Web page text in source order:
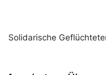
Solidarische